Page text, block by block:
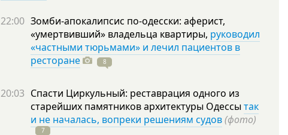
22:00 Зомби-апокалипсис по-одесски: аферист,
«умертвивший» владельца квартиры, руководил
«частными тюрьмами» и лечил пациентов в
ресторане
8
20:03 Спасти Циркульный: реставрация одного из
старейших памятников архитектуры Одессы так
и не началась, вопреки решениям судов(фото)
7